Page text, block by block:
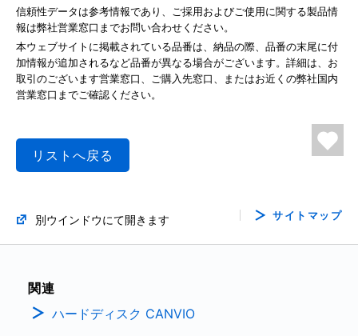
信頼性データは参考情報であり、ご採用およびご使用に関する製品情
報は弊社営業窓口までお問い合わせください。
本ウェブサイトに掲載されている品番は、納品の際、品番の末尾に付
加情報が追加されるなど品番が異なる場合がございます。詳細は、お
取引のございます営業窓口、ご購入先窓口、またはお近くの弊社国内
営業窓口までご確認ください。
リストへ戻る
別ウインドウにて開きます サイトマップ
関連
ハードディスク CANVIO